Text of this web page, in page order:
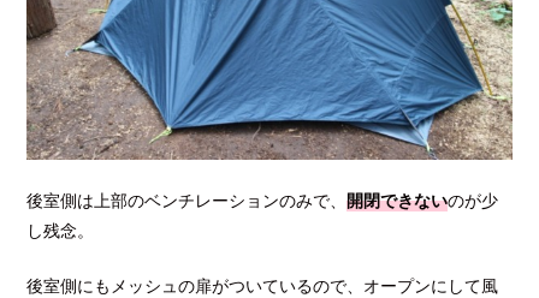
後室側は上部のベンチレーションのみで、開閉できないのが少
し残念。
後室側にもメッシュの扉がついているので、オープンにして風